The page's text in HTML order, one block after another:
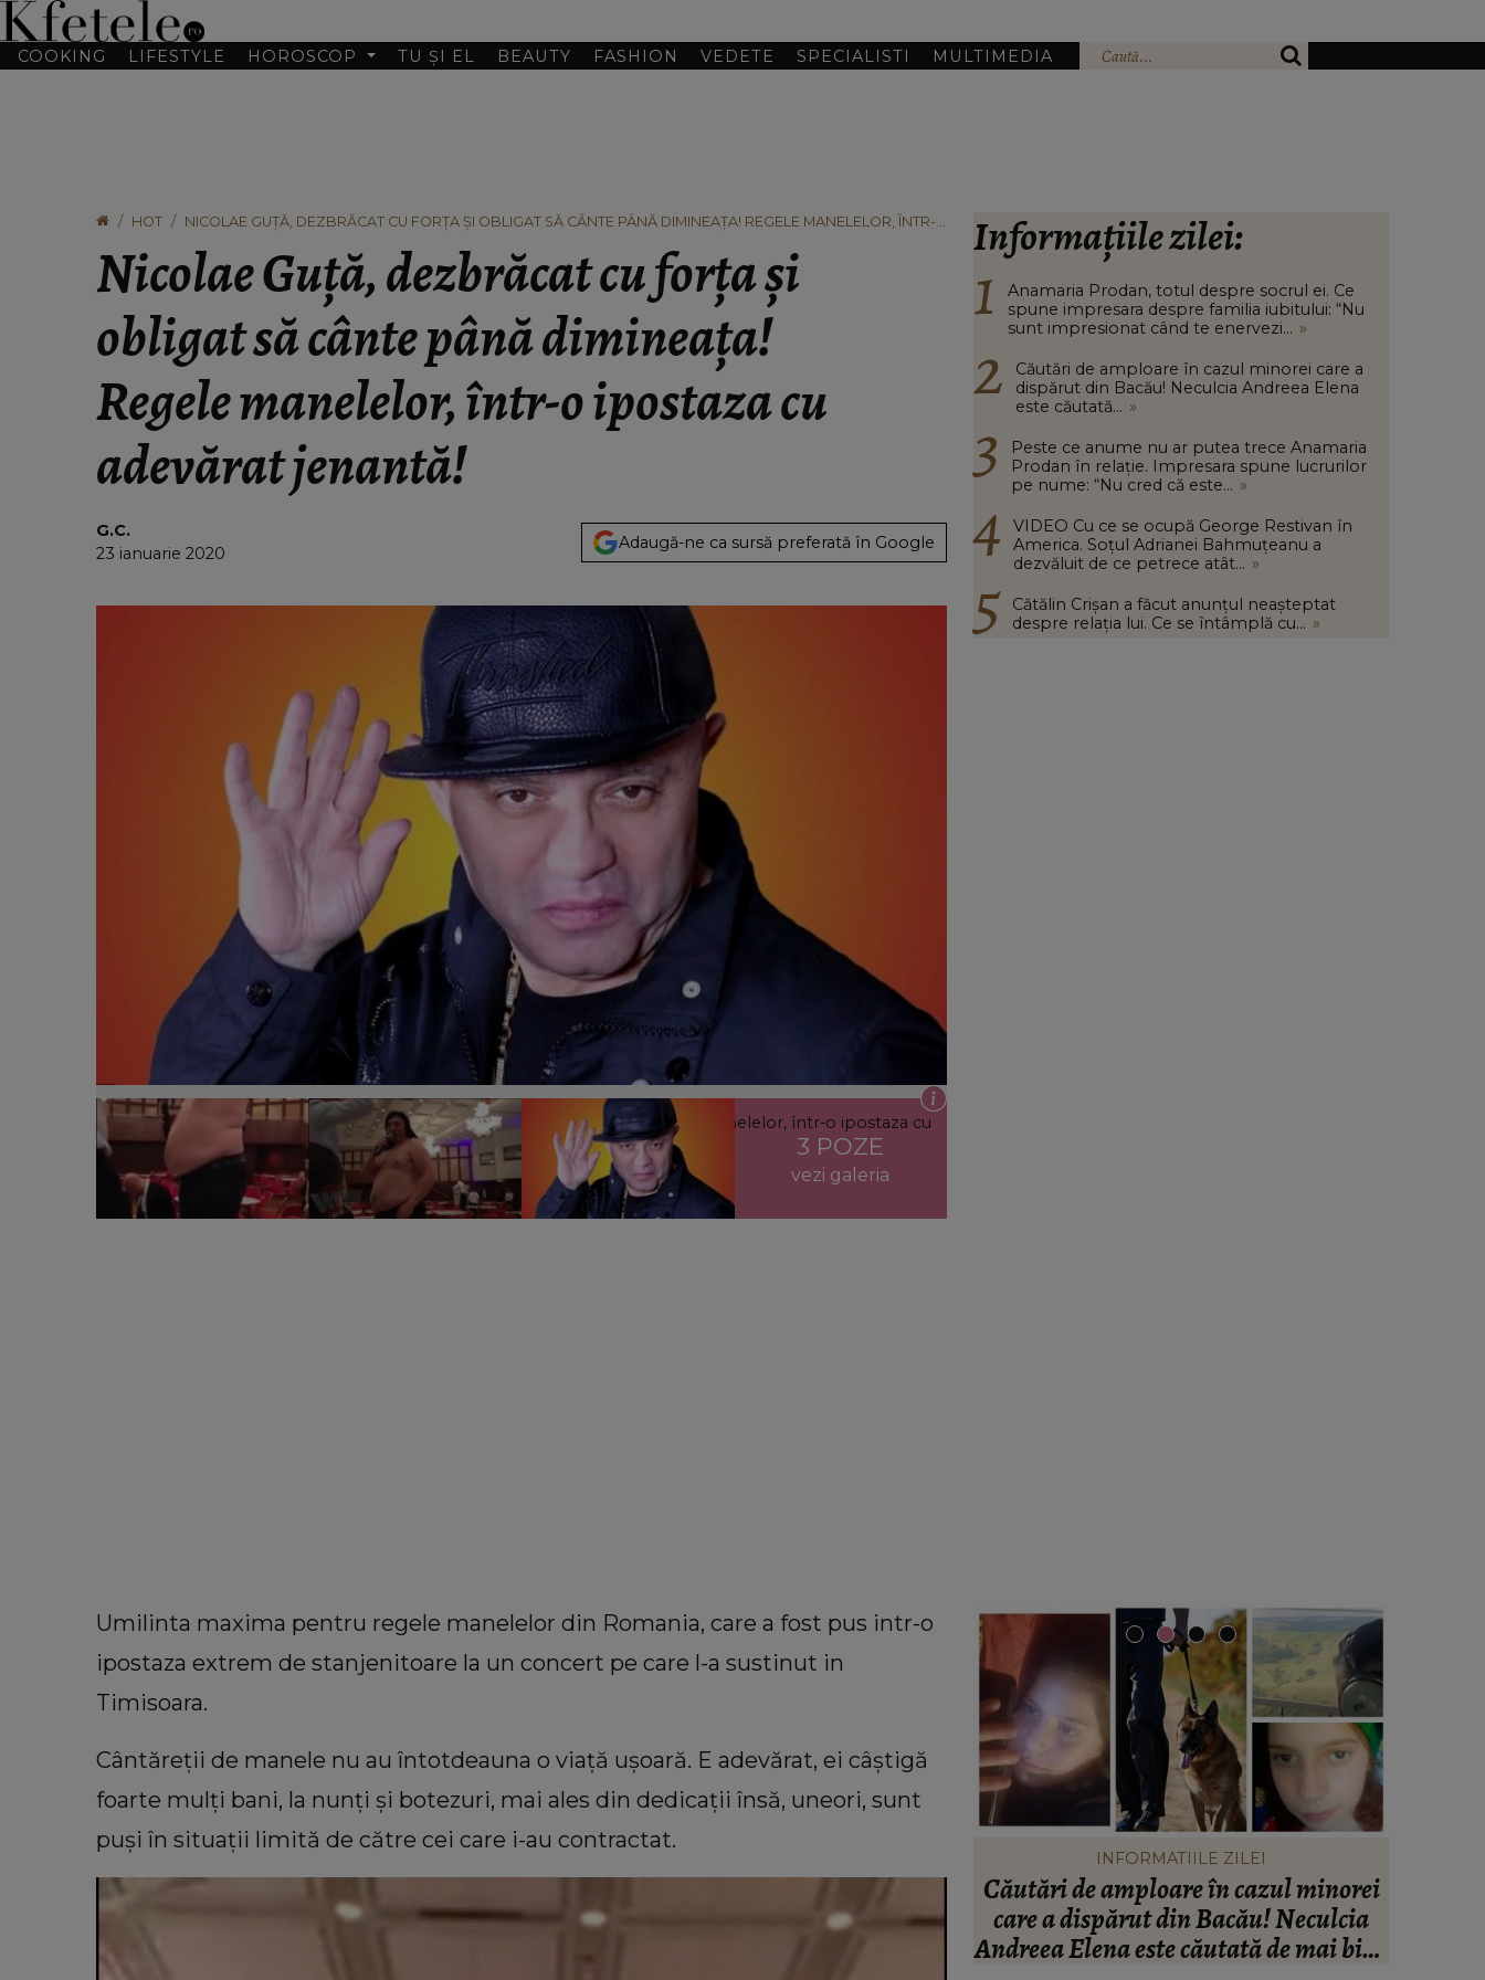
COOKING LIFESTYLE HOROSCOP TU ȘI EL BEAUTY FASHION VEDETE SPECIALISTI MULTIMEDIA
HOT
NICOLAE GUŢĂ, DEZBRĂCAT CU FORŢA ŞI OBLIGAT SĂ CÂNTE PÂNĂ DIMINEAŢA! REGELE MANELELOR, ÎNTR-
Nicolae Guţă, dezbrăcat cu forţa şi
obligat să cânte până dimineaţa!
Regele manelelor, într-o ipostaza cu
adevărat jenantă!
G.C.
23 ianuarie 2020
Adaugă-ne ca sursă preferată în Google
Nicolae Guţă, dezbrăcat cu forţa şi obligat să cânte până dimineaţa! Regele manelelor, într-o ipostaza cu
adevărat jenantă!
3 POZE
vezi galeria
Informațiile zilei:
Anamaria Prodan, totul despre socrul ei. Ce
spune impresara despre familia iubitului: “Nu
sunt impresionat când te enervezi... »
Căutări de amploare în cazul minorei care a
dispărut din Bacău! Neculcia Andreea Elena
este căutată... »
Peste ce anume nu ar putea trece Anamaria
Prodan în relație. Impresara spune lucrurilor
pe nume: “Nu cred că este... »
VIDEO Cu ce se ocupă George Restivan în
America. Soțul Adrianei Bahmuțeanu a
dezvăluit de ce petrece atât... »
Cătălin Crișan a făcut anunțul neașteptat
despre relația lui. Ce se întâmplă cu... »
Umilinta maxima pentru regele manelelor din Romania, care a fost pus intr-o
ipostaza extrem de stanjenitoare la un concert pe care l-a sustinut in
Timisoara.
Cântăreţii de manele nu au întotdeauna o viaţă uşoară. E adevărat, ei câştigă
foarte mulţi bani, la nunţi şi botezuri, mai ales din dedicaţii însă, uneori, sunt
puşi în situaţii limită de către cei care i-au contractat.
VIDEO Cu ce se ocupă George Restivan
în America. Soțul Adrianei
Bahmuțeanu a dezvăluit de ce petrece
Anamaria Prodan, totul despre socrul
ei. Ce spune impresara despre familia
iubitului: “Nu sunt impresionat când
INFORMATIILE ZILEI
Căutări de amploare în cazul minorei
care a dispărut din Bacău! Neculcia
Andreea Elena este căutată de mai bine